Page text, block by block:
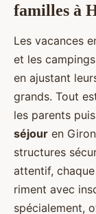
familles à
Les vacances
et les
en ajustant
grands. Tout
les parents
séjour en
structures
attentif,
riment avec
spécialement,